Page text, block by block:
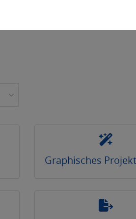
Graphisches